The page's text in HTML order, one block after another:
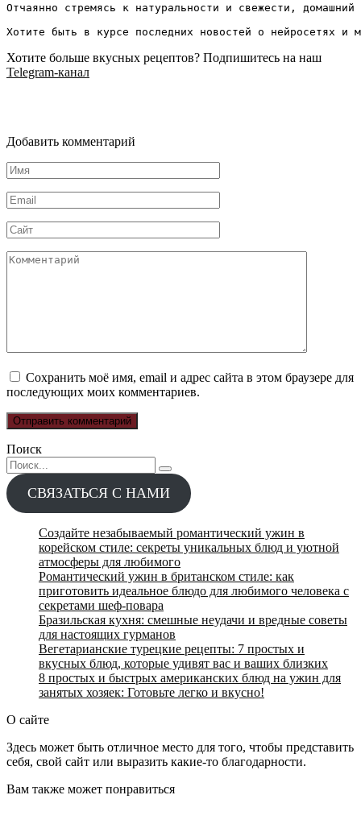
Отчаянно стремясь к натуральности и свежести,
Хотите больше вкусных рецептов? Подпишитесь на наш
Telegram-канал
Добавить комментарий
Имя
*
Email
*
Сайт
Комментарий
Сохранить моё имя, email и адрес сайта в этом браузере для
последующих моих комментариев.
Поиск
Search
for:
СВЯЗАТЬСЯ С НАМИ
Создайте незабываемый романтический ужин в
корейском стиле: секреты уникальных блюд и уютной
атмосферы для любимого
Романтический ужин в британском стиле: как
приготовить идеальное блюдо для любимого человека с
секретами шеф-повара
Бразильская кухня: смешные неудачи и вредные советы
для настоящих гурманов
Вегетарианские турецкие рецепты: 7 простых и
вкусных блюд, которые удивят вас и ваших близких
8 простых и быстрых американских блюд на ужин для
занятых хозяек: Готовьте легко и вкусно!
О сайте
Здесь может быть отличное место для того, чтобы представить
себя, свой сайт или выразить какие-то благодарности.
Вам также может понравиться